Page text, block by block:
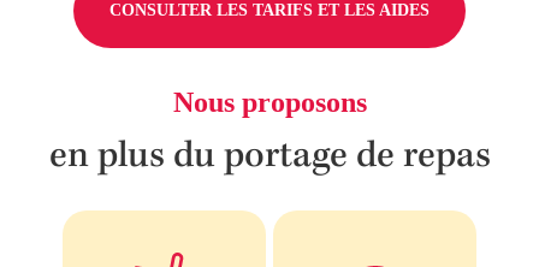
CONSULTER LES TARIFS ET LES AIDES
Nous proposons
en plus du portage de repas